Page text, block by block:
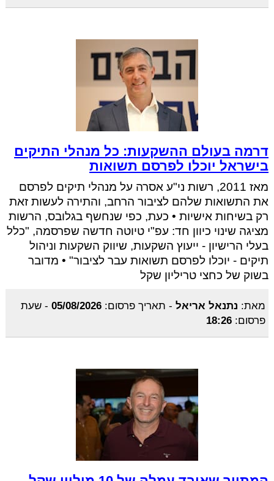
דרמה בעולם ההשקעות: כל מנהלי התיקים
בישראל יוכלו לפרסם תשואות
מאז 2011, רשות ני"ע אסרה על מנהלי תיקים לפרסם
את התשואות שלהם לציבור הרחב, והתירה לעשות זאת
רק בשיחות אישיות • כעת, כפי שנחשף בגלובס, הרשות
מציגה שינוי כיוון חד: עפ"י טיוטה חדשה שפרסמה, "כלל
בעלי הרישיון - ייעוץ השקעות, שיווק השקעות וניהול
תיקים - יוכלו לפרסם תשואות עבר לציבור" • מדובר
בשוק של כחצי טריליון שקל
מאת: נתנאל אריאל- תאריך פרסום: 05/08/2026
- שעת
פרסום: 18:26